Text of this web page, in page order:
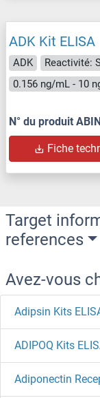
ADK Kit ELISA
ADK Reactivité:
0.156 ng/mL - 10
N° du produit
Fiche
Target
references
Avez-vous
Adipsin Kits
ADIPOQ Kits
Adiponectin